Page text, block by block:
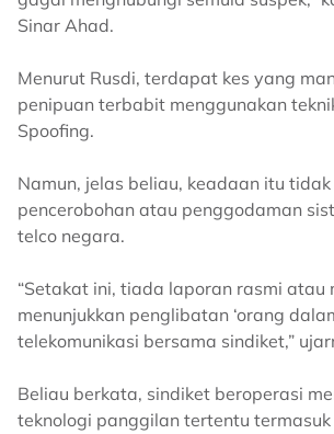
Sinar Ahad.
Menurut Rusdi, terdapat kes yang
penipuan terbabit menggunakan
Spoofing.
Namun, jelas beliau, keadaan itu
pencerobohan atau penggodaman
telco negara.
“Setakat ini, tiada laporan rasmi atau
menunjukkan penglibatan ‘orang
telekomunikasi bersama sindiket,”
Beliau berkata, sindiket beroperasi
teknologi panggilan tertentu